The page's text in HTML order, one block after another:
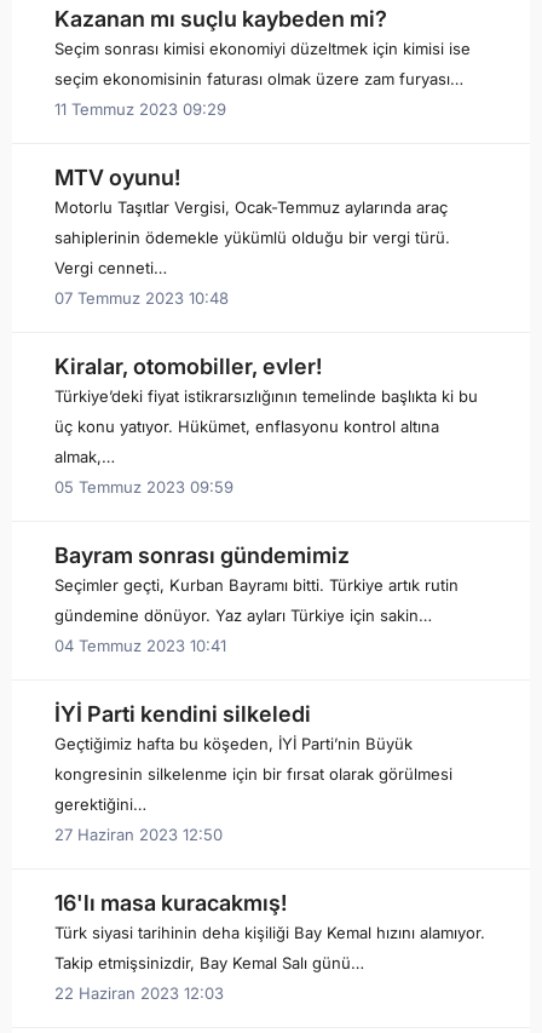
Kazanan mı suçlu kaybeden mi?
Seçim sonrası kimisi ekonomiyi düzeltmek için kimisi ise
seçim ekonomisinin faturası olmak üzere zam furyası…
11 Temmuz 2023 09:29
MTV oyunu!
Motorlu Taşıtlar Vergisi, Ocak-Temmuz aylarında araç
sahiplerinin ödemekle yükümlü olduğu bir vergi türü.
Vergi cenneti…
07 Temmuz 2023 10:48
Kiralar, otomobiller, evler!
Türkiye’deki fiyat istikrarsızlığının temelinde başlıkta ki bu
üç konu yatıyor. Hükümet, enflasyonu kontrol altına
almak,…
05 Temmuz 2023 09:59
Bayram sonrası gündemimiz
Seçimler geçti, Kurban Bayramı bitti. Türkiye artık rutin
gündemine dönüyor. Yaz ayları Türkiye için sakin…
04 Temmuz 2023 10:41
İYİ Parti kendini silkeledi
Geçtiğimiz hafta bu köşeden, İYİ Parti’nin Büyük
kongresinin silkelenme için bir fırsat olarak görülmesi
gerektiğini…
27 Haziran 2023 12:50
16'lı masa kuracakmış!
Türk siyasi tarihinin deha kişiliği Bay Kemal hızını alamıyor.
Takip etmişsinizdir, Bay Kemal Salı günü…
22 Haziran 2023 12:03